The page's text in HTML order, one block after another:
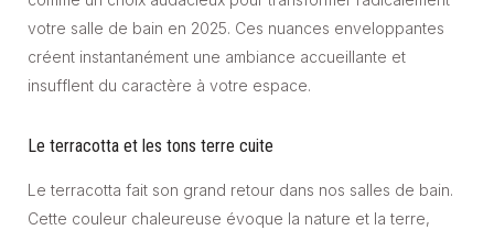
votre salle de bain en 2025. Ces nuances enveloppantes
créent instantanément une ambiance accueillante et
insufflent du caractère à votre espace.
Le terracotta et les tons terre cuite
Le terracotta fait son grand retour dans nos salles de bain.
Cette couleur chaleureuse évoque la nature et la terre,